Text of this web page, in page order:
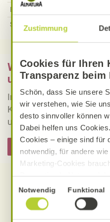
Zustimmung
Cookies für Ihren
Transparenz beim
Schön, dass Sie unsere
wir verstehen, wie Sie
desto sinnvoller können
Dabei helfen uns
Cookies – einige sind für
notwendig, für andere
Marketing-Cookies
Das optimale
„Alle Cookies erlauben“
umfasst in diesem Fall
Dienstleistern in
Einwilligungsauswahl
Notwendig Funktional
Eiweiß
Salz
Was bedeutet
und laktosefrei bei
Informieren Sie sich über
Kennzeichnung von
und laktosefreien
Hier informieren
Produkte